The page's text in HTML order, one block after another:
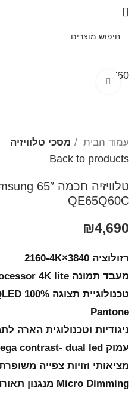
60"
עמוד הבית מסכי טלוויזיה
Back to products
QE65Q60C
₪4,690
רזולוציה 3840×2160-4K
מעבד תמונה quantum processor 4K lite
Pantone
ניגודיות וטכנולוגית הארה
מציאותי וזויות צפייה